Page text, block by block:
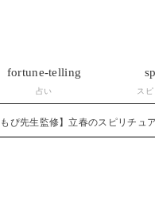
fortune-telling
占い ス
もぴ先生監修】立春のスピリチュ